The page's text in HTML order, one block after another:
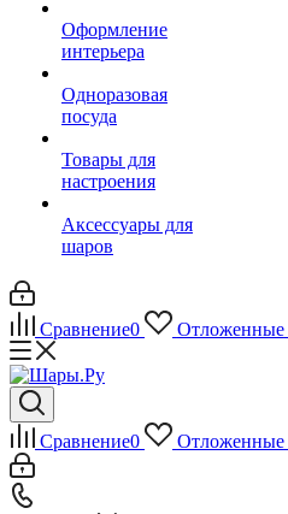
Оформление
интерьера
Одноразовая
посуда
Товары для
настроения
Аксессуары для
шаров
Сравнение0 Отложенные
Сравнение0 Отложенные